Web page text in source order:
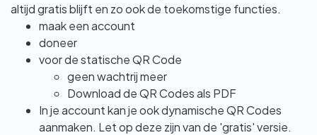
altijd gratis blijft en zo ook de toekomstige functies.
maak een account
doneer
voor de statische QR Code
geen wachtrij meer
Download de QR Codes als PDF
In je account kan je ook dynamische QR Codes
aanmaken. Let op deze zijn van de 'gratis' versie.